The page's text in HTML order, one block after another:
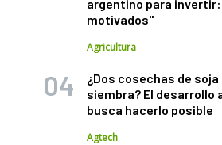
argentino para
motivados"
Agricultura
¿Dos cosechas de
siembra? El desarrollo
busca hacerlo posible
Agtech